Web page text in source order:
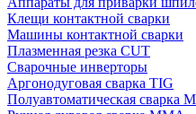
Клещи контактной сварки
Машины контактной сварки
Плазменная резка CUT
Сварочные инверторы
Аргонодуговая сварка TIG
Полуавтоматическая сварка